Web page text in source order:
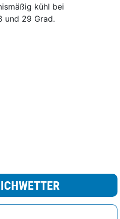
kühl bei
und 29 Grad.